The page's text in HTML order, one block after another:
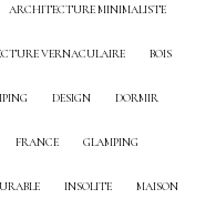
ARCHITECTURE MINIMALISTE
VERNACULAIRE BOIS
DESIGN DORMIR
FRANCE GLAMPING
INSOLITE MAISON